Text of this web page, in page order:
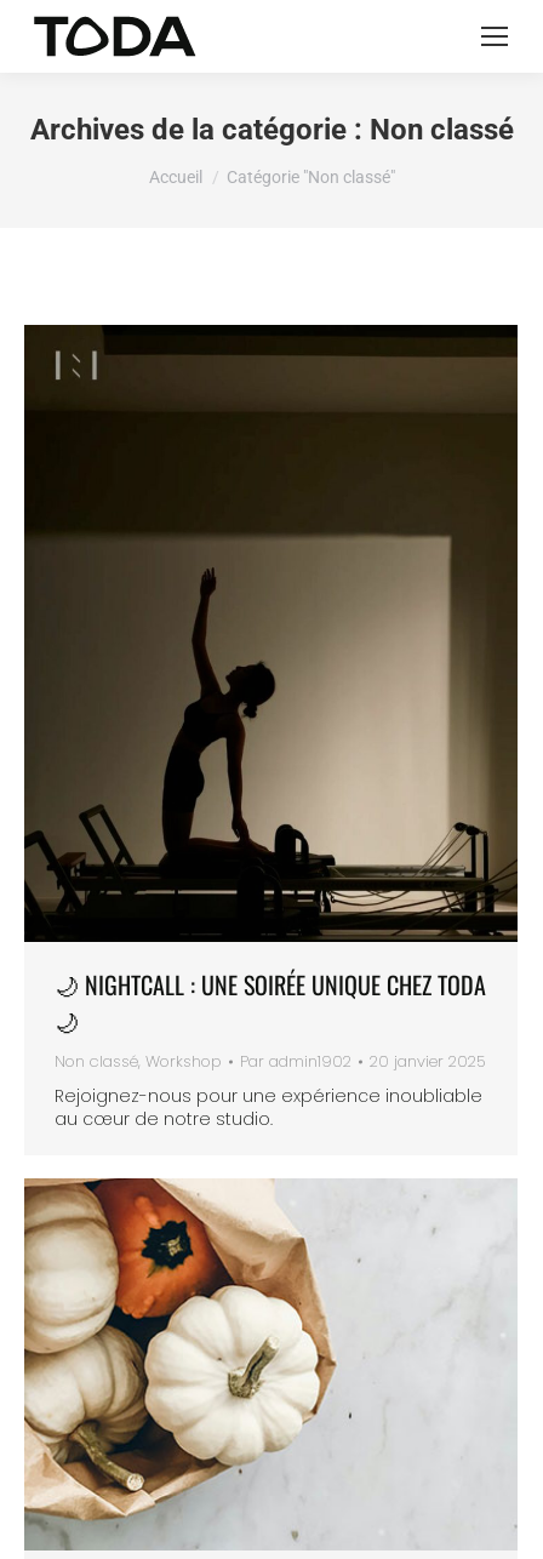
Archives de la catégorie : Non classé
Vous êtes ici :
Accueil Catégorie "Non classé"
🌙 NIGHTCALL : UNE SOIRÉE UNIQUE CHEZ TODA
🌙
Non classé, Workshop Par admin1902 20 janvier 2025
Rejoignez-nous pour une expérience inoubliable
au cœur de notre studio.